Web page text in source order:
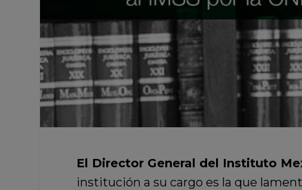
El Director General del Instituto
institución a su cargo es la que